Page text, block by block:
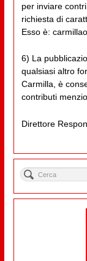
per inviare
richiesta di
Esso è:
6) La
qualsiasi altro
Carmilla, è
contributi
Direttore